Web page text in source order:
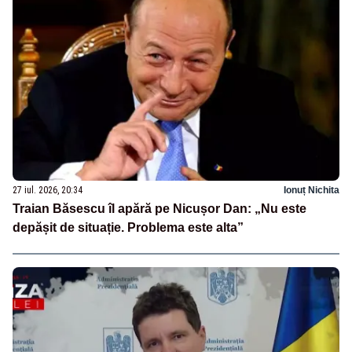
27 iul. 2026, 20:34 Ionuț Nichita
Traian Băsescu îl apără pe Nicușor Dan: „Nu este
depășit de situație. Problema este alta”